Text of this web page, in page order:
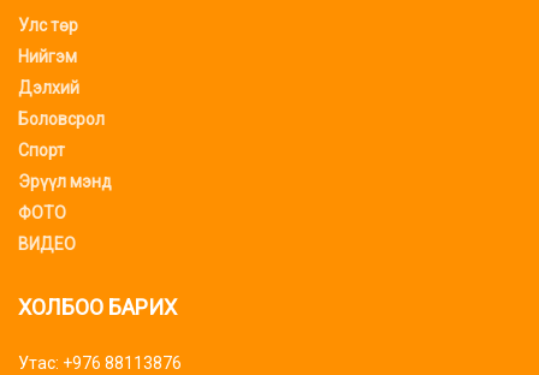
Улс төр
Нийгэм
Дэлхий
Боловсрол
Спорт
Эрүүл мэнд
ФОТО
ВИДЕО
ХОЛБОО БАРИХ
Утас: +976 88113876